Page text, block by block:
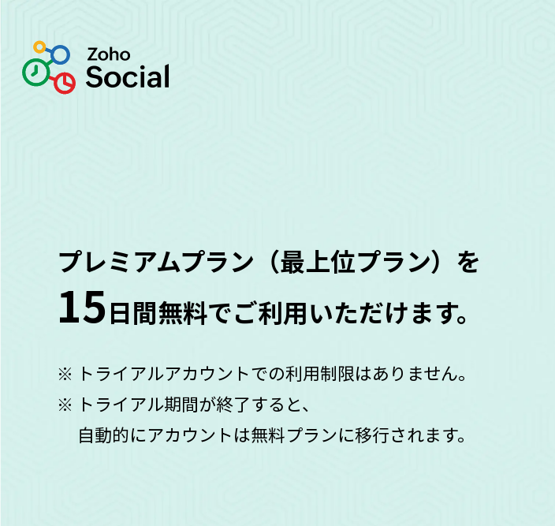
プレミアムプラン（最上位プラン）を
15日間無料でご利用いただけます。
トライアルアカウントでの利用制限はありません。
トライアル期間が終了すると、
自動的にアカウントは無料プランに移行されます。